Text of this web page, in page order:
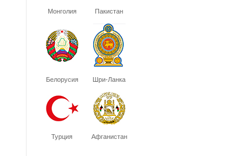
Монголия Пакистан
Белорусия Шри-Ланка
Турция Афганистан